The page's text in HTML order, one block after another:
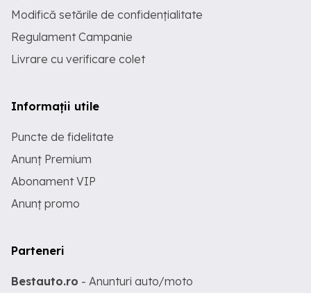
Modifică setările de confidențialitate
Regulament Campanie
Livrare cu verificare colet
Informații utile
Puncte de fidelitate
Anunț Premium
Abonament VIP
Anunț promo
Parteneri
Bestauto.ro - Anunturi auto/moto